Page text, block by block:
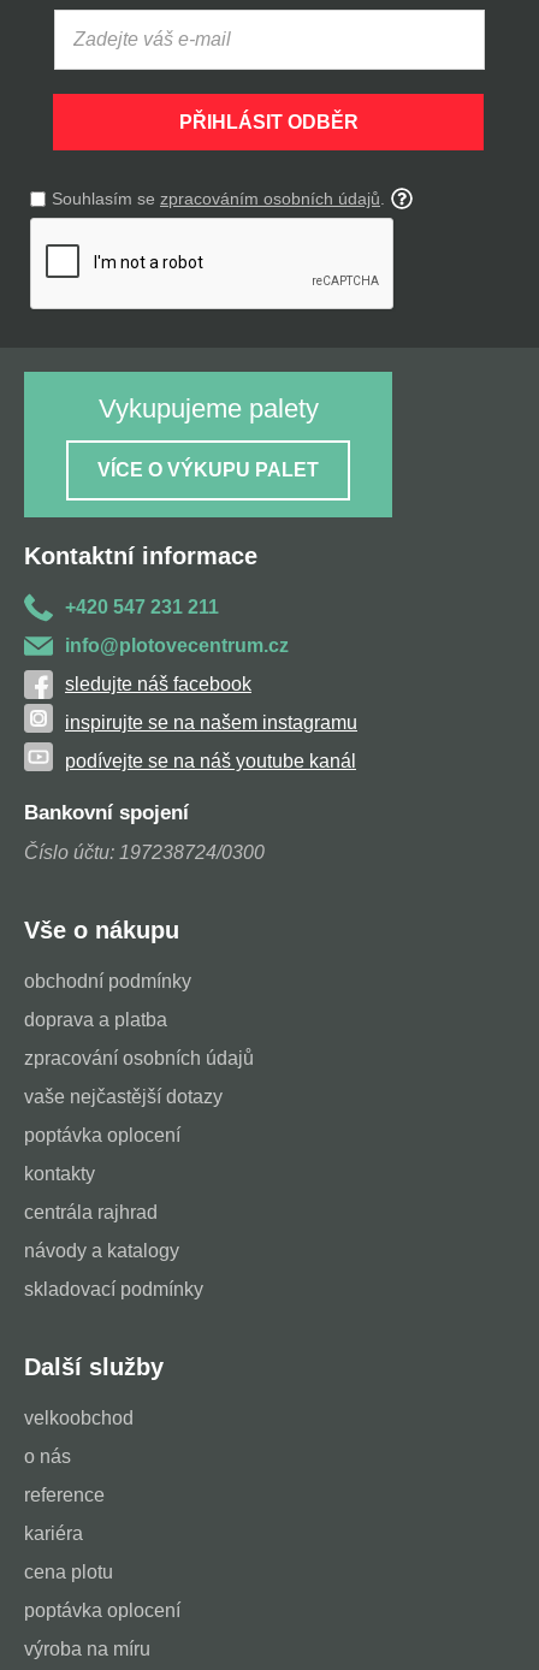
PŘIHLÁSIT ODBĚR
Souhlasím se zpracováním osobních údajů
Vykupujeme palety
VÍCE O VÝKUPU PALET
Kontaktní informace
+420 547 231 211
info@plotovecentrum.cz
sledujte náš facebook
inspirujte se na našem instagramu
podívejte se na náš youtube kanál
Bankovní spojení
Číslo účtu: 197238724/0300
Vše o nákupu
obchodní podmínky
doprava a platba
zpracování osobních údajů
vaše nejčastější dotazy
poptávka oplocení
kontakty
centrála rajhrad
návody a katalogy
skladovací podmínky
Další služby
velkoobchod
o nás
reference
kariéra
cena plotu
poptávka oplocení
výroba na míru